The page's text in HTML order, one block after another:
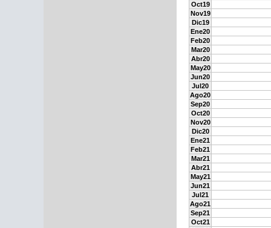
Oct19
Nov19
Dic19
Ene20
Feb20
Mar20
Abr20
May20
Jun20
Jul20
Ago20
Sep20
Oct20
Nov20
Dic20
Ene21
Feb21
Mar21
Abr21
May21
Jun21
Jul21
Ago21
Sep21
Oct21